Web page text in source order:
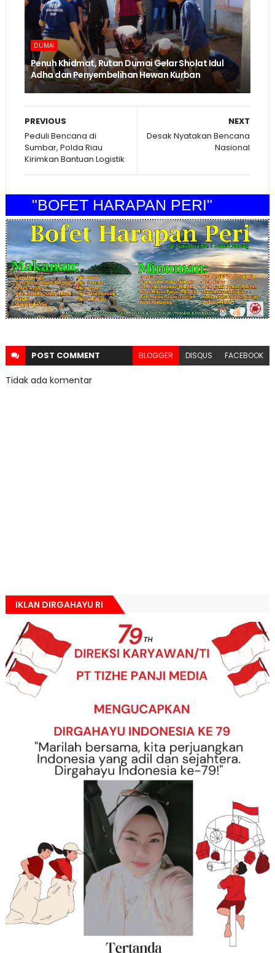
DUMAI
Penuh Khidmat, Rutan Dumai Gelar Sholat Idul
Adha dan Penyembelihan Hewan Kurban
NEXT
Desak Nyatakan Bencana
Nasional
PREVIOUS
Peduli Bencana di
Sumbar, Polda Riau
Kirimkan Bantuan Logistik
"BOFET HARAPAN PERI"
POST COMMENT BLOGGER DISQUS FACEBOOK
Tidak ada komentar
IKLAN DIRGAHAYU RI